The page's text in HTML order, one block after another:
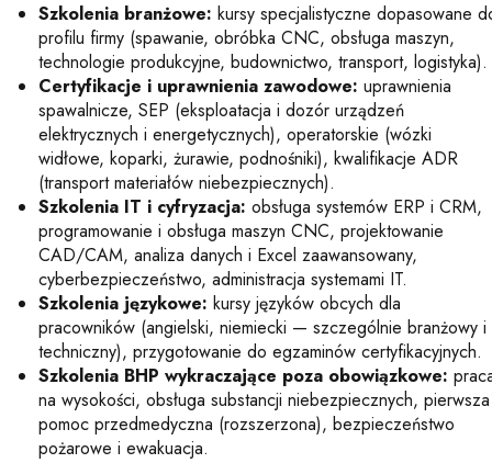
Szkolenia branżowe: kursy specjalistyczne dopasowane
profilu firmy (spawanie, obróbka CNC, obsługa maszyn,
technologie produkcyjne, budownictwo, transport, logistyka).
Certyfikacje i uprawnienia zawodowe: uprawnienia
spawalnicze, SEP (eksploatacja i dozór urządzeń
elektrycznych i energetycznych), operatorskie (wózki
widłowe, koparki, żurawie, podnośniki), kwalifikacje ADR
(transport materiałów niebezpiecznych).
Szkolenia IT i cyfryzacja: obsługa systemów ERP i CRM,
programowanie i obsługa maszyn CNC, projektowanie
CAD/CAM, analiza danych i Excel zaawansowany,
cyberbezpieczeństwo, administracja systemami IT.
Szkolenia językowe: kursy języków obcych dla
pracowników (angielski, niemiecki — szczególnie branżowy i
techniczny), przygotowanie do egzaminów certyfikacyjnych.
Szkolenia BHP wykraczające poza obowiązkowe:
na wysokości, obsługa substancji niebezpiecznych, pierwsza
pomoc przedmedyczna (rozszerzona), bezpieczeństwo
pożarowe i ewakuacja.